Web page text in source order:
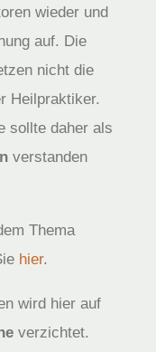
wieder und
auf. Die
nicht die
Heilpraktiker.
sollte daher als
verstanden
Thema
hier.
wird hier auf
verzichtet.